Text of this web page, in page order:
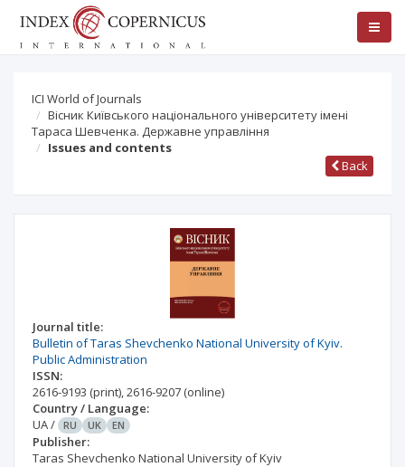
ICI World of Journals
Вісник Київського національного університету імені
Тараса Шевченка. Державне управління
Issues and contents
Back
Journal title:
Bulletin of Taras Shevchenko National University of Kyiv.
Public Administration
ISSN:
2616-9193 (print),2616-9207 (online)
Country / Language:
UA/ RU UK EN
Publisher:
Taras Shevchenko National University of Kyiv